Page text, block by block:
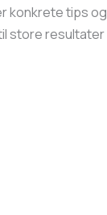
konkrete tips og
store resultater